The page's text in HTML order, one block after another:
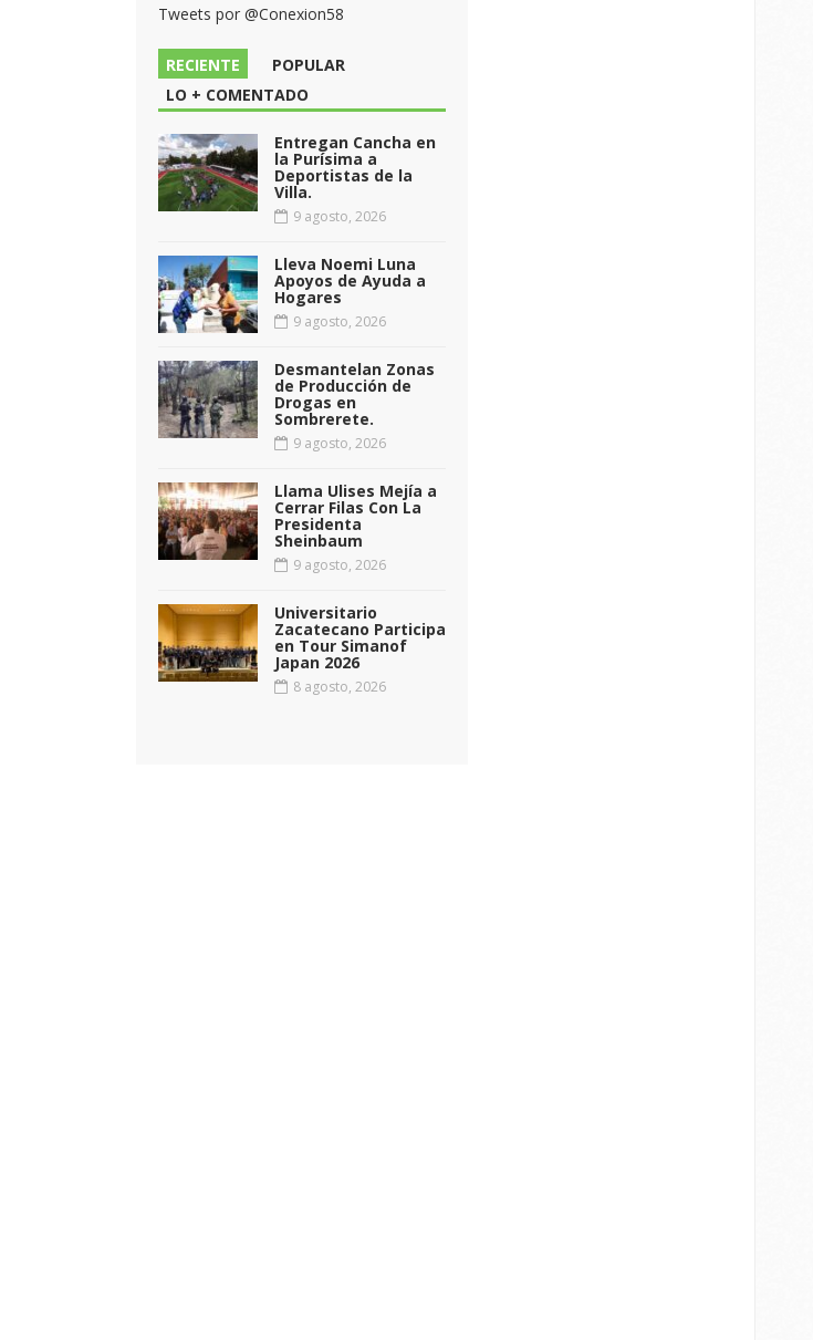
Tweets por @Conexion58
RECIENTE
POPULAR
LO + COMENTADO
Entregan Cancha en
la Purísima a
Deportistas de la
Villa.
9 agosto, 2026
Lleva Noemi Luna
Apoyos de Ayuda a
Hogares
9 agosto, 2026
Desmantelan Zonas
de Producción de
Drogas en
Sombrerete.
9 agosto, 2026
Llama Ulises Mejía a
Cerrar Filas Con La
Presidenta
Sheinbaum
9 agosto, 2026
Universitario
Zacatecano Participa
en Tour Simanof
Japan 2026
8 agosto, 2026